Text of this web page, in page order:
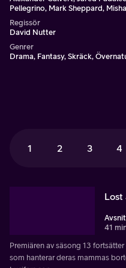
Pellegrino, Mark Sheppard,
Regissör
David Nutter
Genrer
Drama, Fantasy, Skräck,
1 2 3 4
Lost
41
Premiären av säsong 13
som hanterar deras mammas